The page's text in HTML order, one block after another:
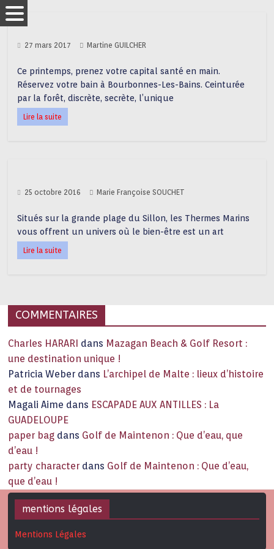
27 mars 2017 Martine GUILCHER
Ce printemps, prenez votre capital santé en main.
Réservez votre bain à Bourbonnes-Les-Bains. Ceinturée
par la forêt, discrète, secrète, l’unique
Lire la suite
25 octobre 2016 Marie Françoise SOUCHET
Situés sur la grande plage du Sillon, les Thermes Marins
vous offrent un univers où le bien-être est un art
Lire la suite
COMMENTAIRES
Charles HARARI dans Mazagan Beach & Golf Resort :
une destination unique !
Patricia Weber dans L’archipel de Malte : lieux d’histoire
et de tournages
Magali Aime dans ESCAPADE AUX ANTILLES : La
GUADELOUPE
paper bag dans Golf de Maintenon : Que d’eau, que
d’eau !
party character dans Golf de Maintenon : Que d’eau,
que d’eau !
mentions légales
Mentions Légales